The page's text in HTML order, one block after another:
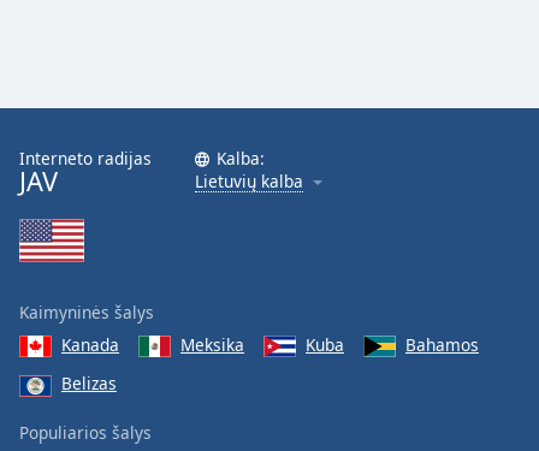
Interneto radijas
JAV
Kalba:
Lietuvių kalba
Kaimyninės šalys
Kanada
Meksika Kuba
Bahamos
Belizas
Populiarios šalys